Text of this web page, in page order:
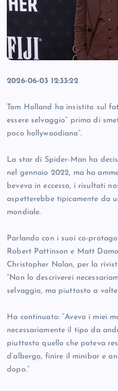
2026-06-03 12:33:22
Tom Holland ha insistito sul
essere selvaggio” prima di
poco hollywoodiana”.
La star di Spider-Man ha
nel gennaio 2022, ma ha
beveva in eccesso, i risultati
aspetterebbe tipicamente da
mondiale.
Parlando con i suoi co-
Robert Pattinson e Matt
Christopher Nolan, per la
“Non lo descriverei
selvaggio, ma piuttosto a volte
Ha continuato: “Avevo i miei
necessariamente il tipo da
piuttosto quello che poteva
d’albergo, finire il minibar e
dopo.”